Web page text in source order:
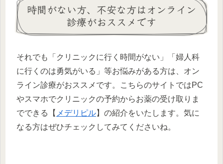
時間がない方、不安な方はオンライン
診療がおススメです
それでも「クリニックに行く時間がない」「婦人科
に行くのは勇気がいる」等お悩みがある方は、オン
ライン診療がおススメです。こちらのサイトではPC
やスマホでクリニックの予約からお薬の受け取りま
でできる【 メデリピル】の紹介をいたします。気に
なる方はぜひチェックしてみてくださいね。